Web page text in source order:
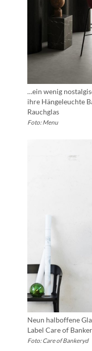
…ein wenig
ihre Hängeleuchte
Rauchglas
Foto: Menu
Neun halboffene
Label Care of
Foto: Care of Bankeryd